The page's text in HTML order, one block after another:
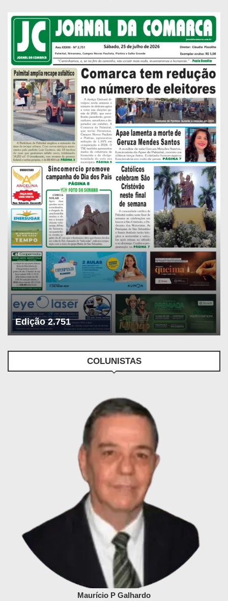
Edição 2.751
COLUNISTAS
Maurício P Galhardo